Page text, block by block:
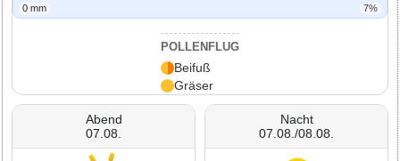
0 mm 7%
POLLENFLUG
Beifuß
Gräser
Abend
07.08.
Nacht
07.08./08.08.